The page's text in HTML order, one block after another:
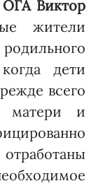
ОГА Виктор
жители
дети
всего
матери и